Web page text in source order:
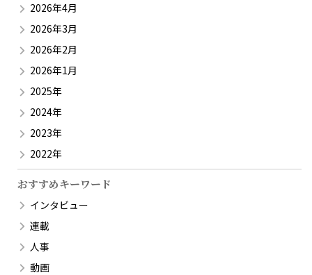
2026年4月
2026年3月
2026年2月
2026年1月
2025年
2024年
2023年
2022年
おすすめキーワード
インタビュー
連載
人事
動画